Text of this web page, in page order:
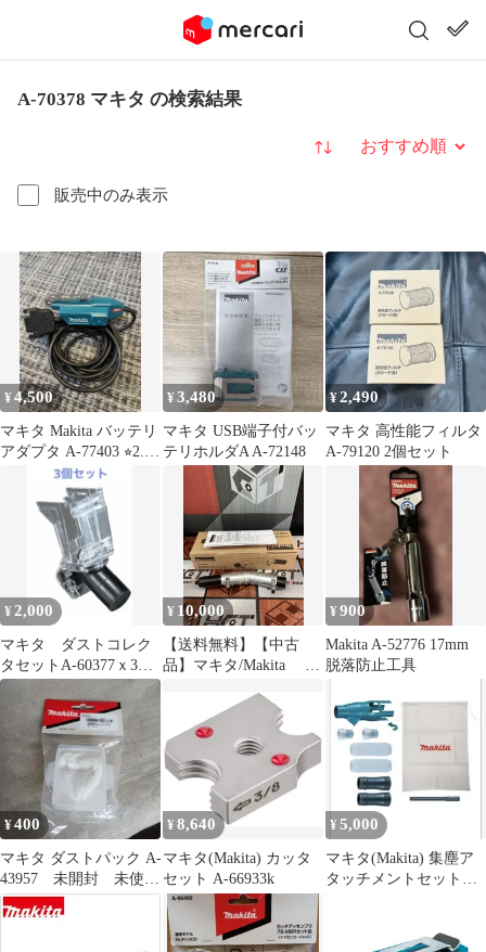
A-70378 マキタ の検索結果
販売中のみ表示
並び替え
¥4,500
マキタ Makita バッテリ
アダプタ A-77403 ⭐︎2.3
¥3,480
マキタ USB端子付バッ
テリホルダA A-72148
¥2,490
マキタ 高性能フィルタ
A-79120 2個セット
¥ 2,000
マキタ ダストコレク
タセットA-60377ｘ3個
セット 新品
¥ 10,000
【送料無料】【中古
品】マキタ/Makita A-
ッチメント【ハンズク
ラフト島根出雲】
¥900
Makita A-52776 17mm
脱落防止工具
¥400
マキタ ダストパック A-
43957 未開封 未使
用 掃除機
¥8,640
マキタ(Makita) カッタ
セット A-66933k
¥ 5,000
マキタ(Makita) 集塵ア
タッチメントセット品